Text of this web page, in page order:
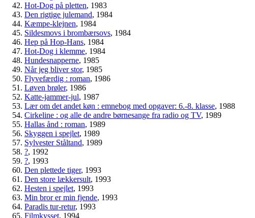
Hot-Dog på pletten, 1983
Den rigtige julemand, 1984
Kæmpe-klejnen, 1984
Sildesmovs i brombærsovs, 1984
Hep på Hop-Hans, 1984
Hot-Dog i klemme, 1984
Hundesnapperne, 1985
Når jeg bliver stor, 1985
Flyvefærdig : roman, 1986
Løven brøler, 1986
Katte-jammer-jul, 1987
Lær om det andet køn : emnebog med opgaver: 6.-8. klasse, 1988
Cirkeline : og alle de andre børnesange fra radio og TV, 1989
Hallas ånd : roman, 1989
Skyggen i spejlet, 1989
Sylvester Ståltand, 1989
?, 1992
?, 1993
Den plettede tiger, 1993
Den store lækkersult, 1993
Hesten i spejlet, 1993
Min bror er min fjende, 1993
Paradis tur-retur, 1993
Filmkysset, 1994